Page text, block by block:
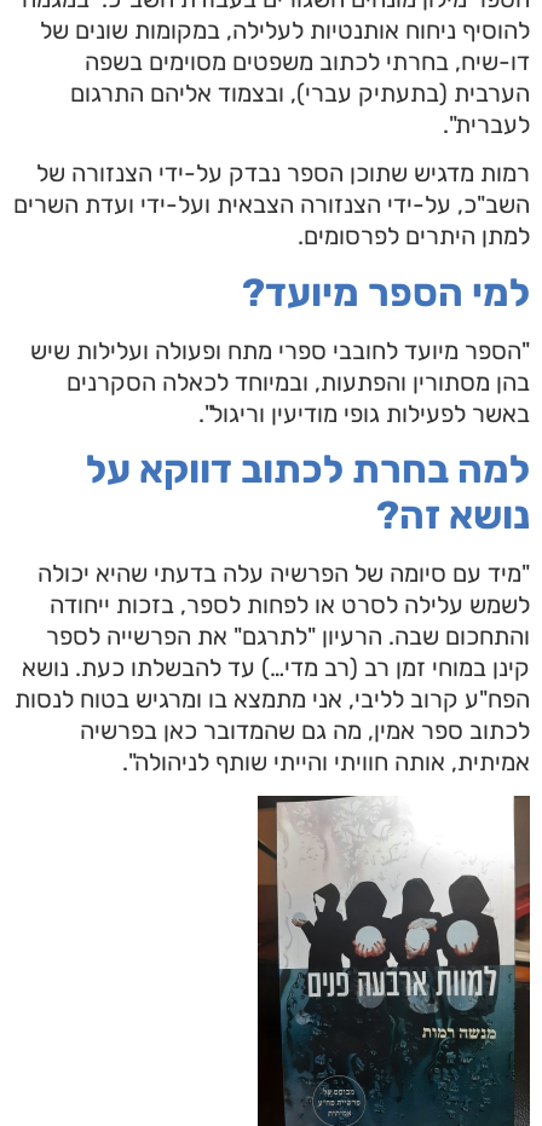
להוסיף ניחוח אותנטיות לעלילה, במקומות שונים של
דו-שיח, בחרתי לכתוב משפטים מסוימים בשפה
הערבית (בתעתיק עברי), ובצמוד אליהם התרגום
לעברית".
רמות מדגיש שתוכן הספר נבדק על-ידי הצנזורה של
השב"כ, על-ידי הצנזורה הצבאית ועל-ידי ועדת השרים
למתן היתרים לפרסומים.
למי הספר מיועד?
"הספר מיועד לחובבי ספרי מתח ופעולה ועלילות שיש
בהן מסתורין והפתעות, ובמיוחד לכאלה הסקרנים
באשר לפעילות גופי מודיעין וריגול".
למה בחרת לכתוב דווקא על
נושא זה?
"מיד עם סיומה של הפרשיה עלה בדעתי שהיא יכולה
לשמש עלילה לסרט או לפחות לספר, בזכות ייחודה
והתחכום שבה. הרעיון "לתרגם" את הפרשייה לספר
קינן במוחי זמן רב (רב מדי…) עד להבשלתו כעת. נושא
הפח"ע קרוב לליבי, אני מתמצא בו ומרגיש בטוח לנסות
לכתוב ספר אמין, מה גם שהמדובר כאן בפרשיה
אמיתית, אותה חוויתי והייתי שותף לניהולה".